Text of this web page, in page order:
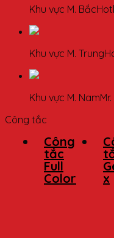
Khu vực M. Bắc
Khu vực M. Trung
Khu vực M. Nam
Công tắc
Công
tắc
Full
Color
x